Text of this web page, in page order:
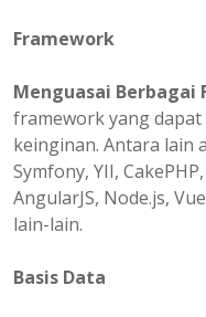
Framework
Menguasai Berbagai
framework yang
keinginan. Antara lain
Symfony, YII,
AngularJS, Node.js,
lain-lain.
Basis Data